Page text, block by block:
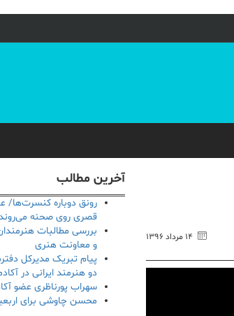
۱۴ مرداد ۱۳۹۶
آخرین مطالب
رونق دوباره کنسرت‌ها/
قصری روی صحنه
بررسی مطالبات
و معاونت هنری
پیام تبریک مدیرکل
دو هنرمند ایرانی در
سهراب پورناظری عضو
محسن چاوشی برای